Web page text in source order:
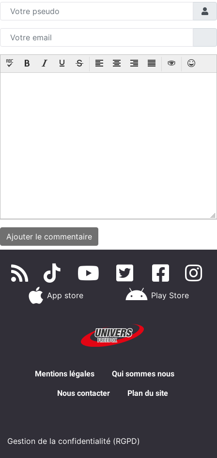
App store Play Store
Mentions légales Qui sommes nous
Nous contacter Plan du site
Gestion de la confidentialité (RGPD)